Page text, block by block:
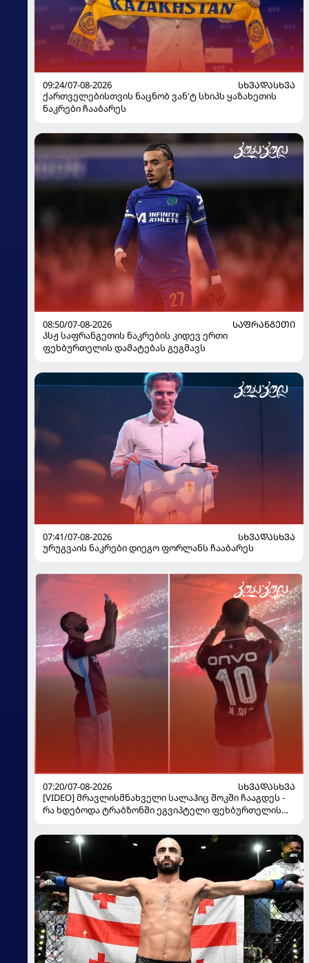
09:24/07-08-2026
ᲡᲮᲕᲐᲓᲐᲡᲮᲕᲐ
ქართველებისთვის ნაცნობ ვან'ტ სხიპს ყაზახეთის
ნაკრები ჩააბარეს
08:50/07-08-2026
ᲡᲐᲤᲠᲐᲜᲒᲔᲗᲘ
პსჟ საფრანგეთის ნაკრების კიდევ ერთი
ფეხბურთელის დამატებას გეგმავს
07:41/07-08-2026
ᲡᲮᲕᲐᲓᲐᲡᲮᲕᲐ
ურუგვაის ნაკრები დიეგო ფორლანს ჩააბარეს
07:20/07-08-2026
ᲡᲮᲕᲐᲓᲐᲡᲮᲕᲐ
[VIDEO] მრავლისმნახველი სალაჰიც შოკში ჩააგდეს -
რა ხდებოდა ტრაბზონში ეგვიპტელი ფეხბურთელის